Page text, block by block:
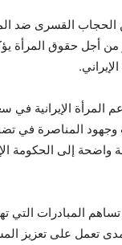
القسری ضد
أجل حقوق المرأة
المرأة الإيرانية
وجهود المناصرة في
إلى الحكومة
المبادرات التي
تعمل على تعزيز